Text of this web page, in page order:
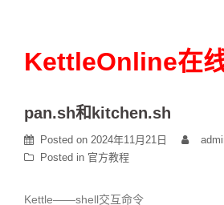
KettleOnline在
pan.sh和kitchen.sh
Posted on 2024年11月21日
Posted in 官方教程
Kettle——shell交互命令